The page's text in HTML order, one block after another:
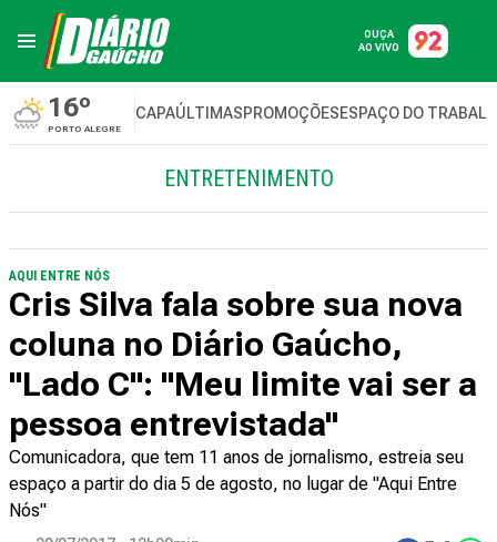
OUÇA
AO VIVO
16º
PORTO ALEGRE
CAPAÚLTIMASPROMOÇÕESESPAÇO DO
ENTRETENIMENTO
AQUI ENTRE NÓS
Cris Silva fala sobre sua nova
coluna no Diário Gaúcho,
"Lado C": "Meu limite vai ser a
pessoa entrevistada"
Comunicadora, que tem 11 anos de jornalismo, estreia seu
espaço a partir do dia 5 de agosto, no lugar de "Aqui Entre
Nós"